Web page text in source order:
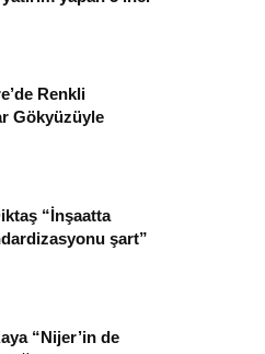
Renkli
Gökyüzüyle
“İnşaatta
şart”
“Nijer’in de